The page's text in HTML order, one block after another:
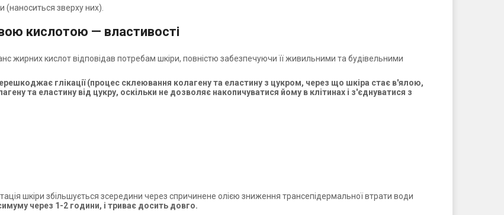
(наноситься зверху них).
кислотою — властивості
жирних кислот відповідав потребам шкіри, повністю забезпечуючи її живильними та будівельними
глікації (процес склеювання колагену та еластину з цукром, через що шкіра стає в'ялою,
та еластину від цукру, оскільки не дозволяє накопичуватися йому в клітинах і з'єднуватися з
шкіри збільшується зсередини через спричинене олією зниження трансепідермальної втрати води
через 1-2 години, і триває досить довго.